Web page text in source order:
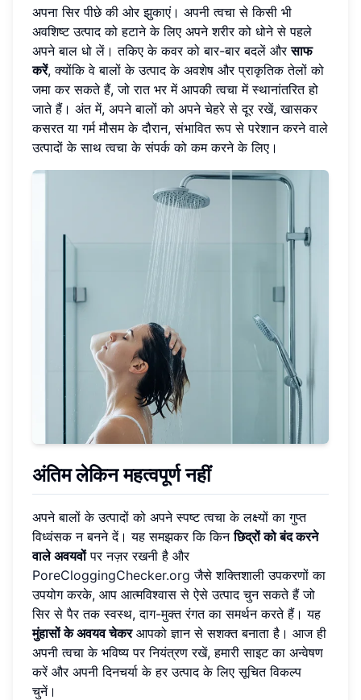
अपना सिर पीछे की ओर झुकाएं। अपनी त्वचा से किसी भी
अवशिष्ट उत्पाद को हटाने के लिए अपने शरीर को धोने से पहले
अपने बाल धो लें। तकिए के कवर को बार-बार बदलें औरसाफ
करें, क्योंकि वे बालों के उत्पाद के अवशेष और प्राकृतिक तेलों को
जमा कर सकते हैं, जो रात भर में आपकी त्वचा में स्थानांतरित हो
जाते हैं। अंत में, अपने बालों को अपने चेहरे से दूर रखें, खासकर
कसरत या गर्म मौसम के दौरान, संभावित रूप से परेशान करने वाले
उत्पादों के साथ त्वचा के संपर्क को कम करने के लिए।
अंतिम लेकिन महत्वपूर्ण नहीं
अपने बालों के उत्पादों को अपने स्पष्ट त्वचा के लक्ष्यों का गुप्त
विध्वंसक न बनने दें। यह समझकर कि किनछिद्रों को बंद करने
वाले अवयवोंपर नज़र रखनी है और
PoreCloggingChecker.org जैसे शक्तिशाली उपकरणों का
उपयोग करके, आप आत्मविश्वास से ऐसे उत्पाद चुन सकते हैं जो
सिर से पैर तक स्वस्थ, दाग-मुक्त रंगत का समर्थन करते हैं। यह
मुंहासों के अवयव चेकरआपको ज्ञान से सशक्त बनाता है। आज ही
अपनी त्वचा के भविष्य पर नियंत्रण रखें, हमारी साइट का अन्वेषण
करें और अपनी दिनचर्या के हर उत्पाद के लिए सूचित विकल्प
चुनें।